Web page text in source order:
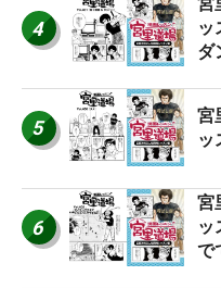
4
ッ
ダ
5
宮
ッ
6
宮
ッ
で